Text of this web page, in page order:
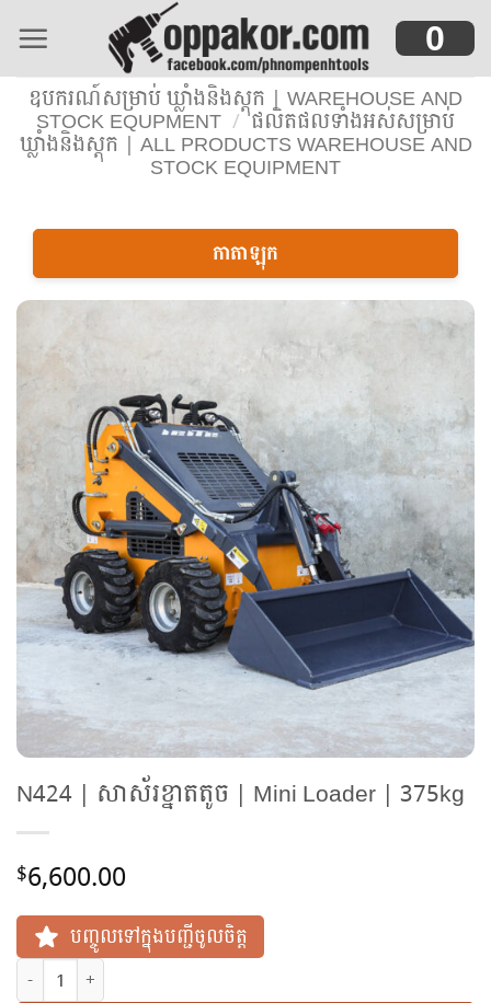
0
ឧបករណ៍សម្រាប់ ឃ្លាំងនិងស្តុក | WAREHOUSE AND
STOCK EQUPMENT / ផលិតផលទាំងអស់សម្រាប់
ឃ្លាំងនិងស្តុក | ALL PRODUCTS WAREHOUSE AND
STOCK EQUIPMENT
កាតាឡុក
N424 | សាស័រខ្នាតតូច | Mini Loader | 375kg
$6,600.00
បញ្ចូលទៅក្នុងបញ្ជីចូលចិត្ត
N424 | សាស័រខ្នាតតូច | Mini Loader | 375kg quantity